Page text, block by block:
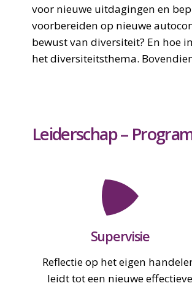
voor nieuwe uitdagingen en
voorbereiden op nieuwe
bewust van diversiteit? En hoe
het diversiteitsthema.
Leiderschap –
Supervisie
Reflectie op het eigen
leidt tot een nieuwe effectieve